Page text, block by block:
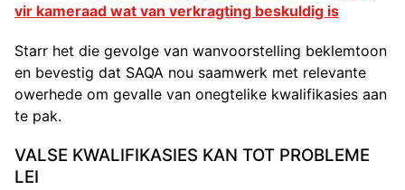
vir kameraad wat van verkragting beskuldig is
Starr het die gevolge van wanvoorstelling beklemtoon
en bevestig dat SAQA nou saamwerk met relevante
owerhede om gevalle van onegtelike kwalifikasies aan
te pak.
VALSE KWALIFIKASIES KAN TOT PROBLEME
LEI